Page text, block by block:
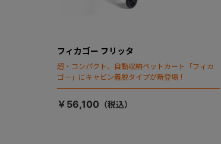
フィカゴー フリッタ
超・コンパクト、自動収納ペットカート「フィカ
ゴー」にキャビン着脱タイプが新登場！
￥56,100